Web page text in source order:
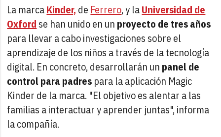
La marcaKinder, de Ferrero, y laUniversidad de
Oxford se han unido en un proyecto de tres años
para llevar a cabo investigaciones sobre el
aprendizaje de los niños a través de la tecnología
digital. En concreto, desarrollarán un panel de
control para padres para la aplicación Magic
Kinder de la marca. "El objetivo es alentar a las
familias a interactuar y aprender juntas", informa
la compañía.